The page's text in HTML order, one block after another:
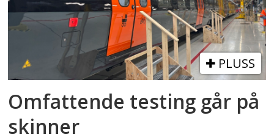
PLUSS
Omfattende testing går på
skinner